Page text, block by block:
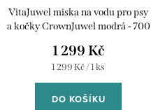
VitaJuwel miska na vodu pro psy
a kočky CrownJuwel modrá - 700
1 299 Kč
Měrná
cena:
1 299 Kč / 1 ks
DO KOŠÍKU